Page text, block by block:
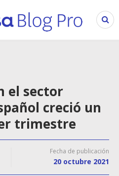
el sector
creció un
trimestre
Fecha de publicación
20 octubre 2021